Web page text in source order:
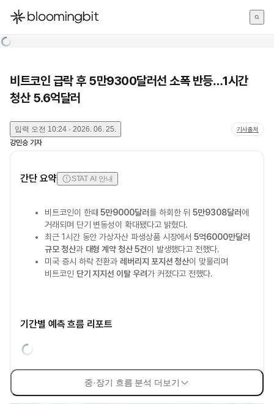
한국어
비트코인 급락 후 5만9300달러선 소폭 반등…1시간
청산 5.6억달러
입력 오전 10:24 · 2026. 06. 25. 기사출처
강민승 기자
간단 요약 STAT AI 안내
비트코인이 한때5만9000달러를 하회한 뒤5만9308달러에
거래되며 단기 변동성이 확대됐다고 밝혔다.
최근 1시간 동안 가상자산 파생상품 시장에서5억6000만달러
규모 청산과 대형 계약 청산 5건이 발생했다고 전했다.
미국 증시 하락 전환과레버리지 포지션 청산이 맞물리며
비트코인 단기 지지선 이탈 우려가 커졌다고 전했다.
기간별 예측 흐름 리포트
중·장기 흐름 분석 더보기